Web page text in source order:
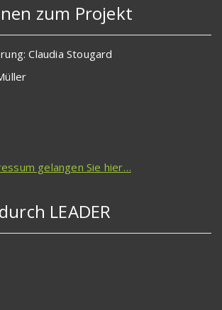
zum Projekt
Claudia Stougard
gelangen Sie hier…
LEADER